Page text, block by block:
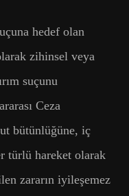
hedef olan
zihinsel veya
suçunu
Ceza
bütünlüğüne, iç
türlü hareket olarak
zararın iyileşemez